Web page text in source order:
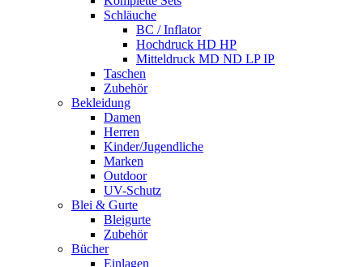
Schläuche
BC / Inflator
Hochdruck HD HP
Mitteldruck MD ND LP IP
Taschen
Zubehör
Bekleidung
Damen
Herren
Kinder/Jugendliche
Marken
Outdoor
UV-Schutz
Blei & Gurte
Bleigurte
Zubehör
Bücher
Einlagen